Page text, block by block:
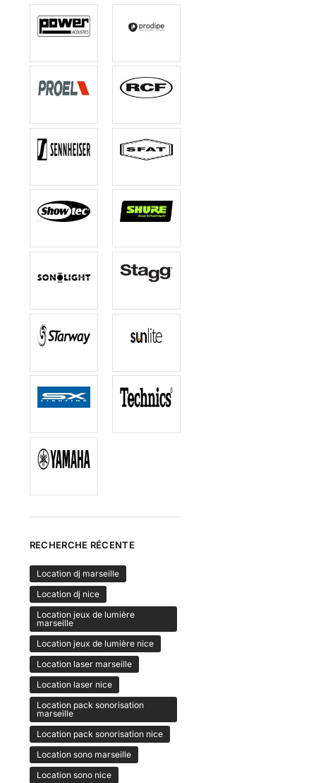
RECHERCHE RÉCENTE
Location dj marseille
Location dj nice
Location jeux de lumière
marseille
Location jeux de lumière nice
Location laser marseille
Location laser nice
Location pack sonorisation
marseille
Location pack sonorisation nice
Location sono marseille
Location sono nice